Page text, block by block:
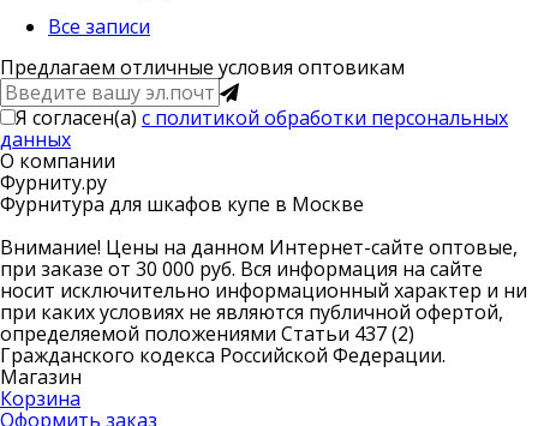
Все записи
Предлагаем отличные условия оптовикам
Я согласен(a) с политикой обработки персональных
данных
О компании
Фурниту.ру
Фурнитура для шкафов купе в Москве
Внимание! Цены на данном Интернет-сайте оптовые,
при заказе от 30 000 руб. Вся информация на сайте
носит исключительно информационный характер и ни
при каких условиях не являются публичной офертой,
определяемой положениями Статьи 437 (2)
Гражданского кодекса Российской Федерации.
Магазин
Корзина
Оформить заказ